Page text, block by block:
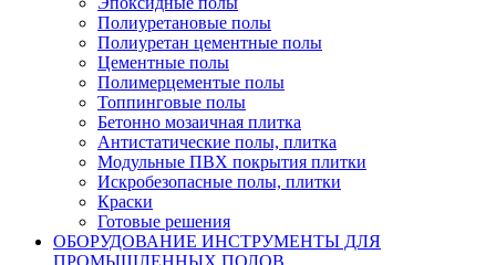
Полиуретановые полы
Полиуретан цементные полы
Цементные полы
Полимерцементые полы
Топпинговые полы
Бетонно мозаичная плитка
Антистатические полы, плитка
Модульные ПВХ покрытия плитки
Искробезопасные полы, плитки
Краски
Готовые решения
ОБОРУДОВАНИЕ ИНСТРУМЕНТЫ ДЛЯ